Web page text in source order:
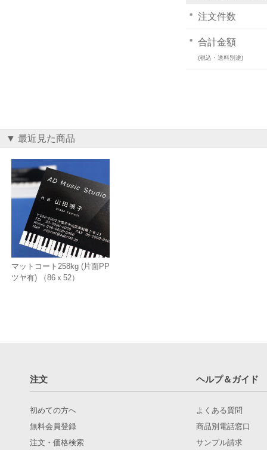
注文件数
合計金額
(税込・送料別途)
▼ 最近見た商品
マットコート258kg (片面PP
ツヤ有) （86ｘ52）
注文 ヘルプ＆ガイド
初めての方へ
無料会員登録
注文・価格検索
よくある質問
商品別電話窓口
サンプル請求